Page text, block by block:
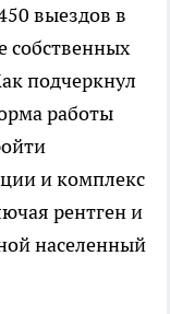
выездов в
собственных
подчеркнул
работы
и комплекс
рентген и
населенный